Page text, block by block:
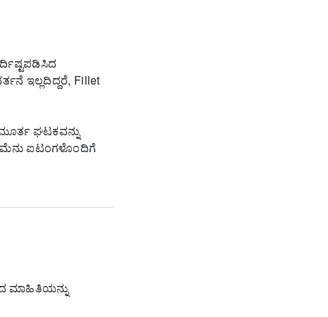
ಇಲ್ಲದಿದ್ದರೆ, Fillet
ಘಟಕವನ್ನು
ಮೆನು ಐಟಂಗಳೊಂದಿಗೆ
ಮಾಹಿತಿಯನ್ನು